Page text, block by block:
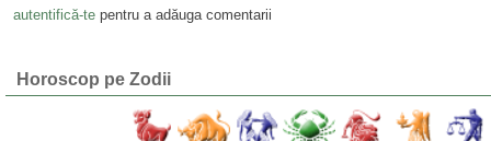
autentifică-tepentru a adăuga comentarii
Horoscop pe Zodii